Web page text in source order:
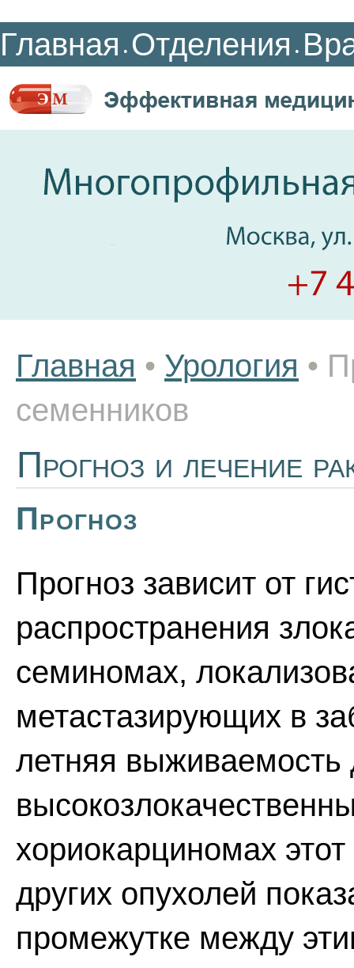
Главная • Отделения •
Главная • Урология •
семенников
Прогноз и лечение
Прогноз
Прогноз зависит от
распространения
семиномах,
метастазирующих в
летняя выживаемость
хориокарциномах
других опухолей
промежутке между